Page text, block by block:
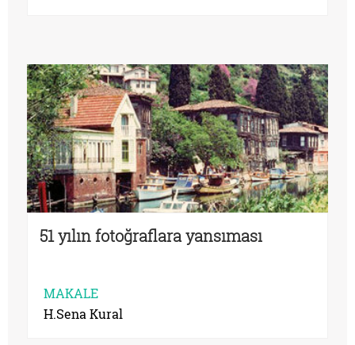
51 yılın fotoğraflara yansıması
MAKALE
H.Sena Kural